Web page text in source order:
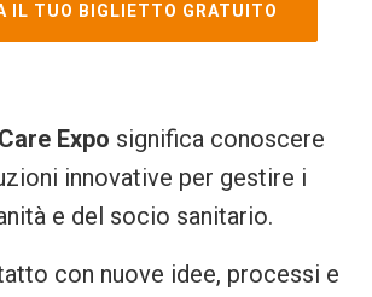
IL TUO BIGLIETTO GRATUITO
Expo significa conoscere
innovative per gestire i
e del socio sanitario.
con nuove idee, processi e